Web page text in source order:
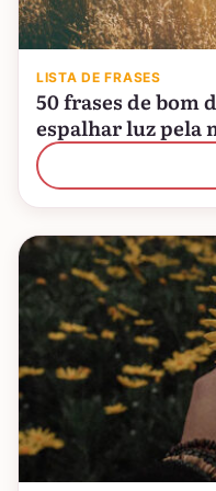
LISTA DE FRASES
50 frases de bom
espalhar luz pela